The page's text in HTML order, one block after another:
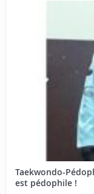
Taekwondo-
est pédophile !